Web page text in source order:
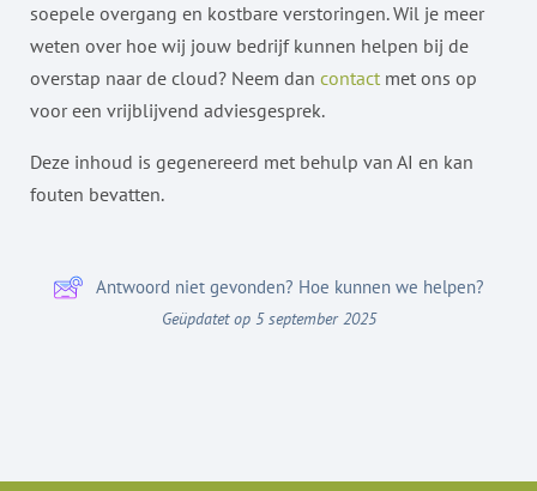
soepele overgang en kostbare verstoringen. Wil je meer
weten over hoe wij jouw bedrijf kunnen helpen bij de
overstap naar de cloud? Neem dan contact met ons op
voor een vrijblijvend adviesgesprek.
Deze inhoud is gegenereerd met behulp van AI en kan
fouten bevatten.
Antwoord niet gevonden? Hoe kunnen we helpen?
Geüpdatet op 5 september 2025